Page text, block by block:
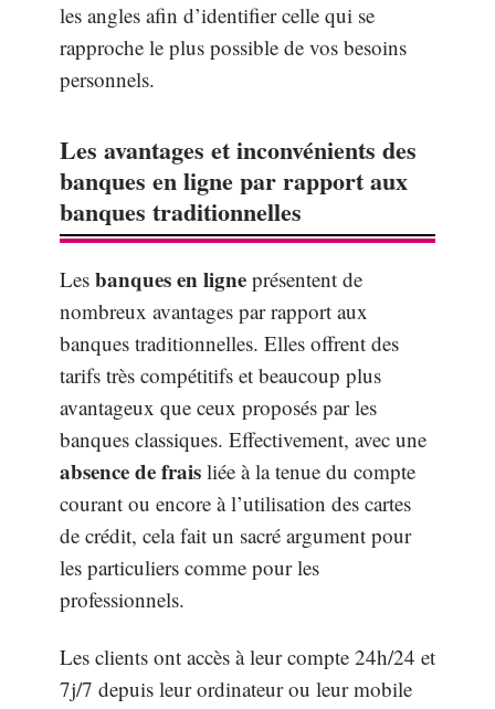
les angles afin d’identifier celle qui se
rapproche le plus possible de vos besoins
personnels.
Les avantages et inconvénients des
banques en ligne par rapport aux
banques traditionnelles
Les banques en ligne présentent de
nombreux avantages par rapport aux
banques traditionnelles. Elles offrent des
tarifs très compétitifs et beaucoup plus
avantageux que ceux proposés par les
banques classiques. Effectivement, avec une
absence de frais liée à la tenue du compte
courant ou encore à l’utilisation des cartes
de crédit, cela fait un sacré argument pour
les particuliers comme pour les
professionnels.
Les clients ont accès à leur compte 24h/24 et
7j/7 depuis leur ordinateur ou leur mobile